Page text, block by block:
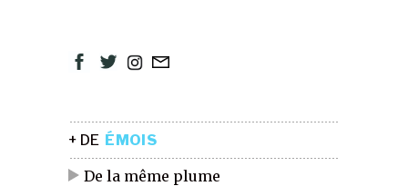
+ DE ÉMOIS
De la même plume